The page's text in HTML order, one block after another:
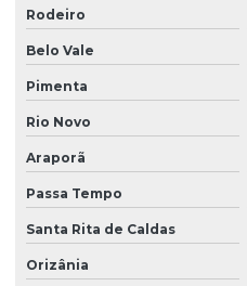
Rodeiro
Belo Vale
Pimenta
Rio Novo
Araporã
Passa Tempo
Santa Rita de Caldas
Orizânia